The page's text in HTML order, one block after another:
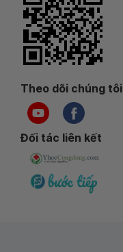
Theo dõi chúng tôi
Đối tác liên kết